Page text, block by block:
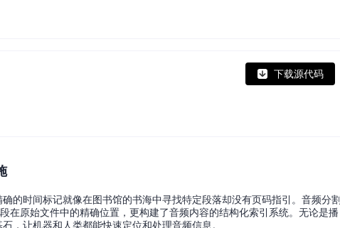
下载源代码
的时间标记就像在图书馆的书海中寻找特定段落却没有页码指引。音频分割
原始文件中的精确位置，更构建了音频内容的结构化索引系统。无论是播
，让机器和人类都能快速定位和处理音频信息。